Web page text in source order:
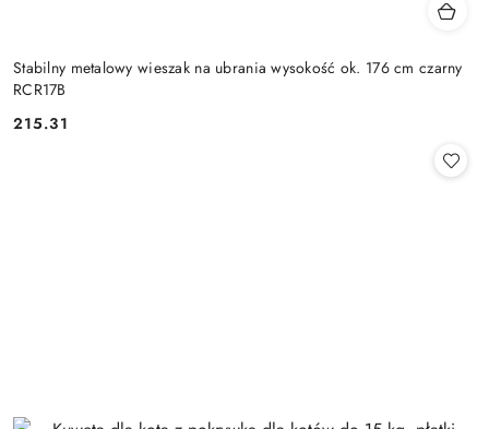
Stabilny metalowy wieszak na ubrania wysokość ok. 176 cm czarny
RCR17B
Cena:
215.31